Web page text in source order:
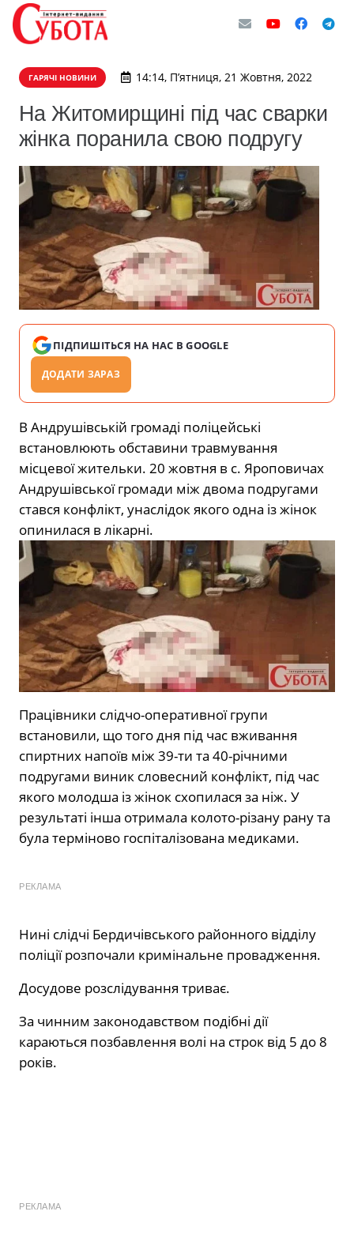
ГАРЯЧІ НОВИНИ 14:14, П’ятниця, 21 Жовтня, 2022
На Житомирщині під час сварки
жінка поранила свою подругу
ПІДПИШІТЬСЯ НА НАС В GOOGLE
ДОДАТИ ЗАРАЗ
В Андрушівській громаді поліцейські
встановлюють обставини травмування
місцевої жительки. 20 жовтня в с. Яроповичах
Андрушівської громади між двома подругами
стався конфлікт, унаслідок якого одна із жінок
опинилася в лікарні.
Працівники слідчо-оперативної групи
встановили, що того дня під час вживання
спиртних напоїв між 39-ти та 40-річними
подругами виник словесний конфлікт, під час
якого молодша із жінок схопилася за ніж. У
результаті інша отримала колото-різану рану та
була терміново госпіталізована медиками.
РЕКЛАМА
Нині слідчі Бердичівського районного відділу
поліції розпочали кримінальне провадження.
Досудове розслідування триває.
За чинним законодавством подібні дії
караються позбавлення волі на строк від 5 до 8
років.
РЕКЛАМА